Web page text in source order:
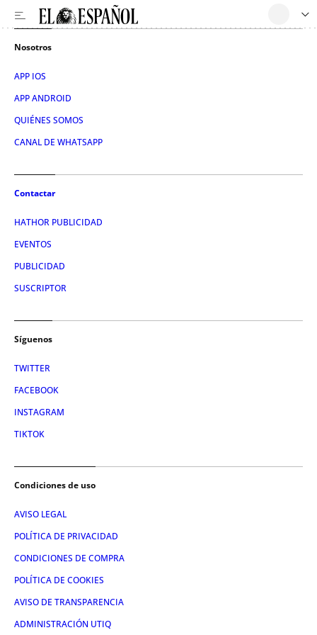
Nosotros
APP IOS
APP ANDROID
QUIÉNES SOMOS
CANAL DE WHATSAPP
Contactar
HATHOR PUBLICIDAD
EVENTOS
PUBLICIDAD
SUSCRIPTOR
Síguenos
TWITTER
FACEBOOK
INSTAGRAM
TIKTOK
Condiciones de uso
AVISO LEGAL
POLÍTICA DE PRIVACIDAD
CONDICIONES DE COMPRA
POLÍTICA DE COOKIES
AVISO DE TRANSPARENCIA
ADMINISTRACIÓN UTIQ